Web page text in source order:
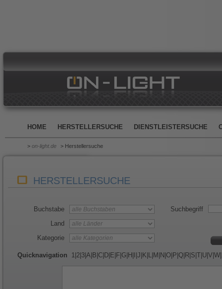
HOME HERSTELLERSUCHE DIENSTLEISTERSUCHE
> on-light.de > Herstellersuche
HERSTELLERSUCHE
Buchstabe
Land
Kategorie
Suchbegriff
Quicknavigation 1 2 3 A B C D E F G H J K L M N O P Q R S T U V W